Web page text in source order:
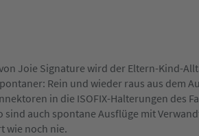
Joie Signature wird der Eltern-Kind-
Rein und wieder raus aus dem
in die ISOFIX-Halterungen des
sind auch spontane Ausflüge mit
wie noch nie.